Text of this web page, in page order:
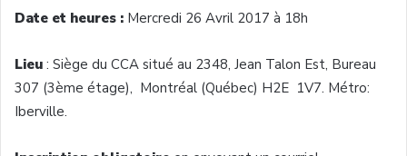
Date et heures : Mercredi 26 Avril 2017 à 18h
Lieu : Siège du CCA situé au 2348, Jean Talon Est, Bureau
307 (3ème étage), Montréal (Québec) H2E 1V7. Métro:
Iberville.